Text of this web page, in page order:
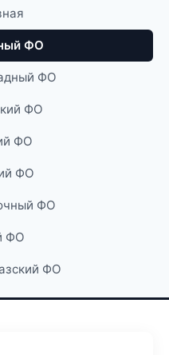
ФО
ФО
ФО
ФО
ФО
ФО
ФО
ФО